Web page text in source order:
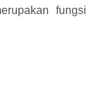
fungsi